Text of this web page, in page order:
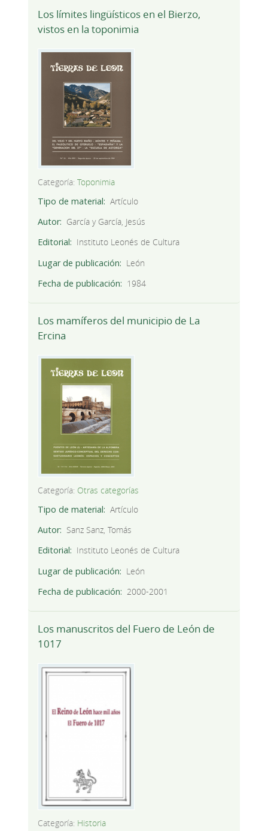
Los límites lingüísticos en el Bierzo,
vistos en la toponimia
Categoría: Toponimia
Tipo de material
Artículo
Autor
García y García, Jesús
Editorial
Instituto Leonés de Cultura
Lugar de publicación
León
Fecha de publicación
1984
Los mamíferos del municipio de La
Ercina
Categoría: Otras categorías
Tipo de material
Artículo
Autor
Sanz Sanz, Tomás
Editorial
Instituto Leonés de Cultura
Lugar de publicación
León
Fecha de publicación
2000-2001
Los manuscritos del Fuero de León de
1017
Categoría: Historia